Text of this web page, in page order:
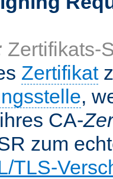
Zertifikats-
Zertifikat
,
ihres CA-
zum
TLS-